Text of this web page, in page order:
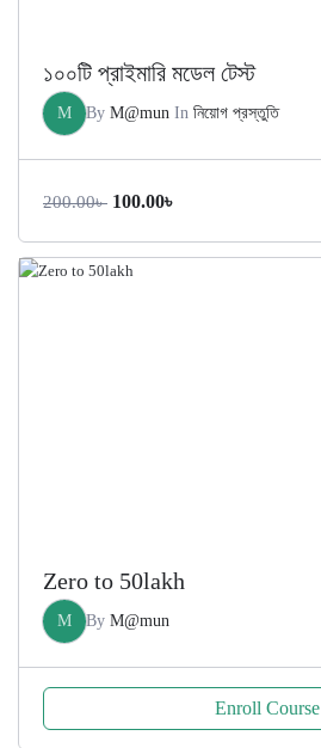
১০০টি প্রাইমারি মডেল টেস্ট
M By M@mun In নিয়োগ প্রস্তুতি
200.00৳ Original
was:
100.00৳
is:
Zero to 50lakh
M By M@mun
Enroll Course